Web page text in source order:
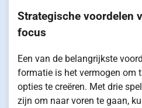
Strategische voordelen
focus
Een van de belangrijkste
formatie is het vermogen om
opties te creëren. Met drie
zijn om naar voren te gaan,